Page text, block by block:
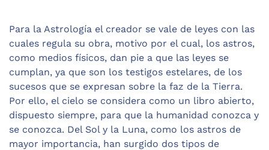
Para la Astrología el creador se vale de leyes con las
cuales regula su obra, motivo por el cual, los astros,
como medios físicos, dan pie a que las leyes se
cumplan, ya que son los testigos estelares, de los
sucesos que se expresan sobre la faz de la Tierra.
Por ello, el cielo se considera como un libro abierto,
dispuesto siempre, para que la humanidad conozca y
se conozca. Del Sol y la Luna, como los astros de
mayor importancia, han surgido dos tipos de